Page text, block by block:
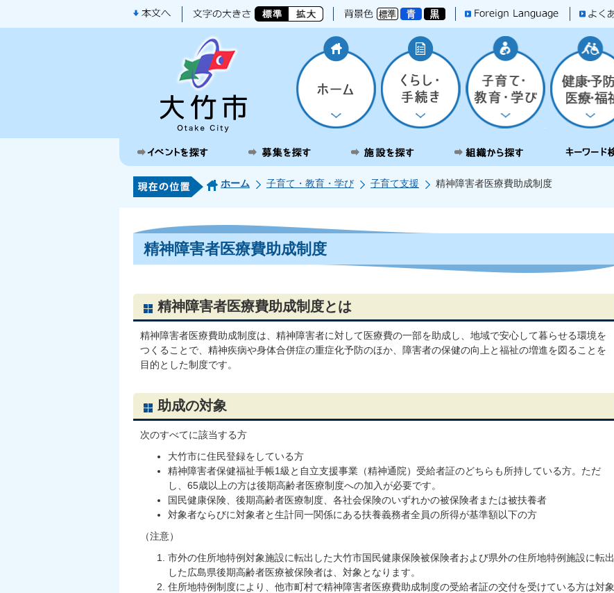
ホーム 子育て・教育・学び 子育て支援 精神障害者医療費助成制度
精神障害者医療費助成制度
精神障害者医療費助成制度とは
精神障害者医療費助成制度は、精神障害者に対して医療費の一部を助成し、地域で安心して暮らせる環境を
つくることで、精神疾病や身体合併症の重症化予防のほか、障害者の保健の向上と福祉の増進を図ることを
目的とした制度です。
助成の対象
次のすべてに該当する方
大竹市に住民登録をしている方
精神障害者保健福祉手帳1級と自立支援事業（精神通院）受給者証のどちらも所持している方。ただ
し、65歳以上の方は後期高齢者医療制度への加入が必要です。
国民健康保険、後期高齢者医療制度、各社会保険のいずれかの被保険者または被扶養者
対象者ならびに対象者と生計同一関係にある扶養義務者全員の所得が基準額以下の方
（注意）
市外の住所地特例対象施設に転出した大竹市国民健康保険被保険者および県外の住所地特例施設に転出
した広島県後期高齢者医療被保険者は、対象となります。
住所地特例制度により、他市町村で精神障害者医療費助成制度の受給者証の交付を受けている方は対象